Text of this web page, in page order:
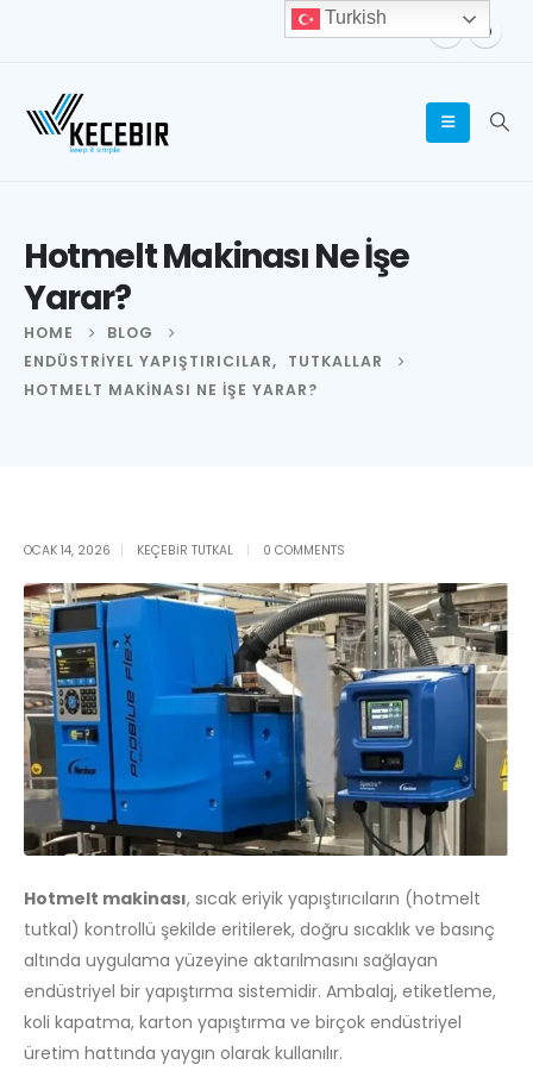
Hotmelt Makinası Ne İşe
Yarar?
HOME
BLOG
ENDÜSTRIYEL YAPIŞTIRICILAR,
TUTKALLAR
HOTMELT MAKINASI NE İŞE YARAR?
OCAK 14, 2026 KEÇEBIR TUTKAL 0 COMMENTS
Hotmelt makinası, sıcak eriyik yapıştırıcıların (hotmelt
tutkal) kontrollü şekilde eritilerek, doğru sıcaklık ve basınç
altında uygulama yüzeyine aktarılmasını sağlayan
endüstriyel bir yapıştırma sistemidir. Ambalaj, etiketleme,
koli kapatma, karton yapıştırma ve birçok endüstriyel
üretim hattında yaygın olarak kullanılır.
Turkish